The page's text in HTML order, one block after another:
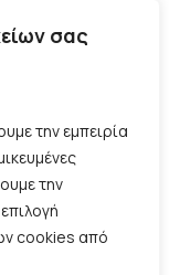
σας
την εμπειρία
την
cookies από